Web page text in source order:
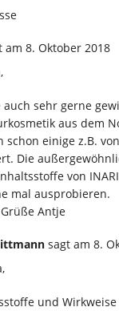
am 8. Oktober 2018
sehr gerne
aus dem
schon einige z.B.
Die
von
mal ausprobieren.
Antje
sagt am 8.
und Wirkweise